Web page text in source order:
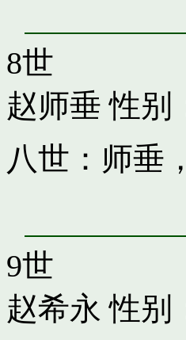
8世
赵师垂 性别
八世：师垂
9世
赵希永 性别